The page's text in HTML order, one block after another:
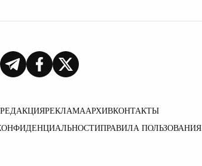
РЕДАКЦИЯРЕКЛАМААРХИВКОНТАКТЫ
ПРАВИЛА ПОЛЬЗОВАНИЯ